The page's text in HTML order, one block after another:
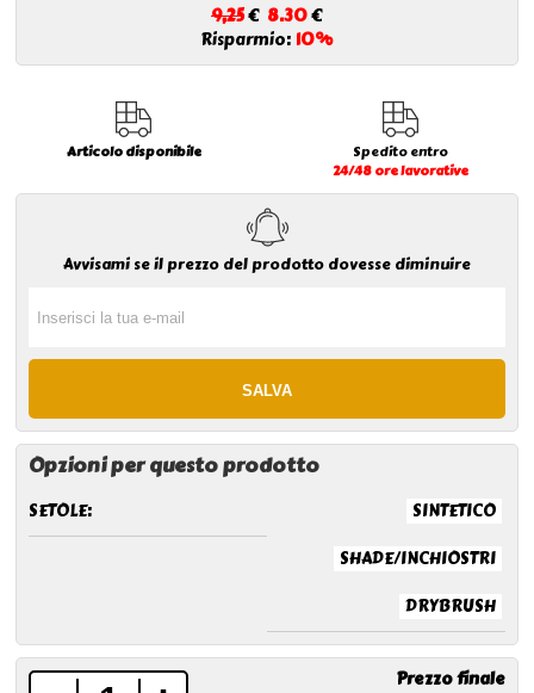
9,25€ 8.30€
Risparmio: 10%
Articolo disponibile
Spedito entro
24/48 ore lavorative
Avvisami se il prezzo del prodotto dovesse diminuire
Opzioni per questo prodotto
SETOLE:
SINTETICO
SHADE/INCHIOSTRI
DRYBRUSH
Prezzo finale